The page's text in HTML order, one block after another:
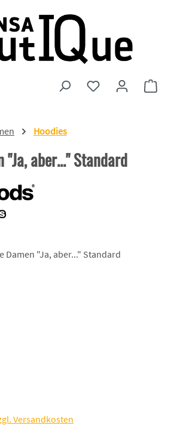
Du hast 0
Hoodies
"Ja, aber..." Standard
Versandkosten